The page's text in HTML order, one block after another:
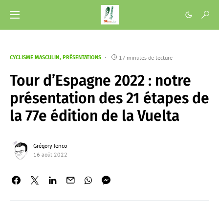
CYCLISME MASCULIN PRÉSENTATIONS 17 minutes de lecture
Tour d’Espagne 2022 : notre
présentation des 21 étapes de
la 77e édition de la Vuelta
Grégory Ienco
16 août 2022